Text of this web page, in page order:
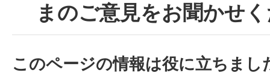
まのご意見をお聞かせ
このページの情報は役に立ちまし